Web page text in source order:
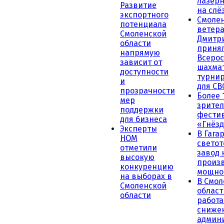
Развитие
экспортного
потенциала
Смоленской
области
напрямую
зависит от
доступности
и
прозрачности
мер
поддержки
для бизнеса
Эксперты
НОМ
отметили
высокую
конкуренцию
на выборах в
Смоленской
области
на
для
Более
В
завод
В